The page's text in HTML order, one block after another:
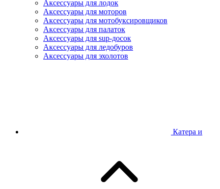
Аксессуары для лодок
Аксессуары для моторов
Аксессуары для мотобуксировщиков
Аксессуары для палаток
Аксессуары для sup-досок
Аксессуары для ледобуров
Аксессуары для эхолотов
Катера и